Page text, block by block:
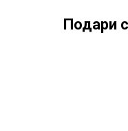
Подари